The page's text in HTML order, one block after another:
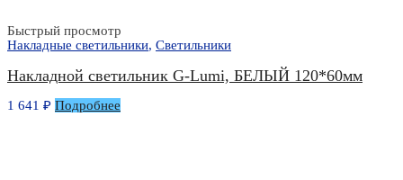
Быстрый просмотр
Накладные светильники, Светильники
Накладной светильник G-Lumi, БЕЛЫЙ 120*60мм
1 641 ₽ Подробнее